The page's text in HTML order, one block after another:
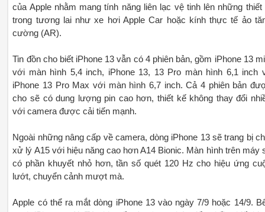
của Apple nhằm mang tính năng liên lạc vệ tinh lên những thiết
trong tương lai như xe hơi Apple Car hoặc kính thực tế ảo
cường (AR).
Tin đồn cho biết iPhone 13 vẫn có 4 phiên bản, gồm iPhone 13
với màn hình 5,4 inch, iPhone 13, 13 Pro màn hình 6,1 inch
iPhone 13 Pro Max với màn hình 6,7 inch. Cả 4 phiên bản
cho sẽ có dung lượng pin cao hơn, thiết kế không thay đổi
với camera được cải tiến mạnh.
Ngoài những nâng cấp về camera, dòng iPhone 13 sẽ trang bị
xử lý A15 với hiệu năng cao hơn A14 Bionic. Màn hình trên máy
có phần khuyết nhỏ hơn, tần số quét 120 Hz cho hiệu ứng
lướt, chuyển cảnh mượt mà.
Apple có thể ra mắt dòng iPhone 13 vào ngày 7/9 hoặc 14/9.